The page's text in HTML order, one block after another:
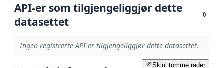
API-er som tilgjengeliggjør dette
datasettet
0
Ingen registrerte API-er tilgjengeliggjør dette datasettet.
Skjul tomme rader